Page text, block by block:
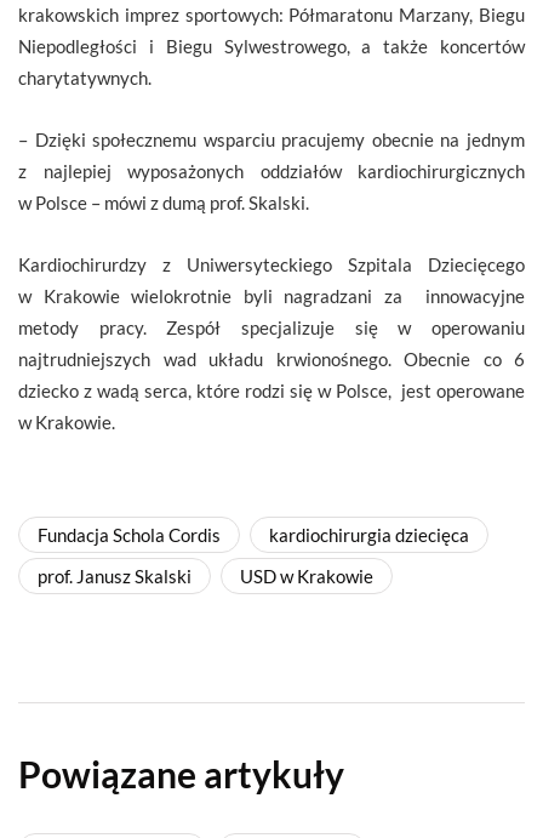
krakowskich imprez sportowych: Półmaratonu Marzany, Biegu
Niepodległości i Biegu Sylwestrowego, a także koncertów
charytatywnych.
– Dzięki społecznemu wsparciu pracujemy obecnie na jednym
z najlepiej wyposażonych oddziałów kardiochirurgicznych
w Polsce – mówi z dumą prof. Skalski.
Kardiochirurdzy z Uniwersyteckiego Szpitala Dziecięcego
w Krakowie wielokrotnie byli nagradzani za innowacyjne
metody pracy. Zespół specjalizuje się w operowaniu
najtrudniejszych wad układu krwionośnego. Obecnie co 6
dziecko z wadą serca, które rodzi się w Polsce, jest operowane
w Krakowie.
Fundacja Schola Cordis
kardiochirurgia dziecięca
prof. Janusz Skalski
USD w Krakowie
Powiązane artykuły